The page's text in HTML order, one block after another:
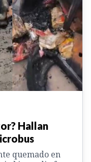
Hallan
quemado en